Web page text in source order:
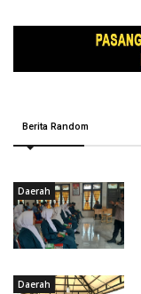
Berita Random
Daerah
Daerah